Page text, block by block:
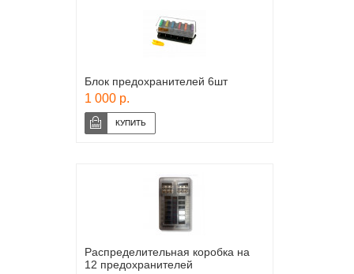
Блок предохранителей 6шт
1 000 р.
Распределительная коробка на
12 предохранителей